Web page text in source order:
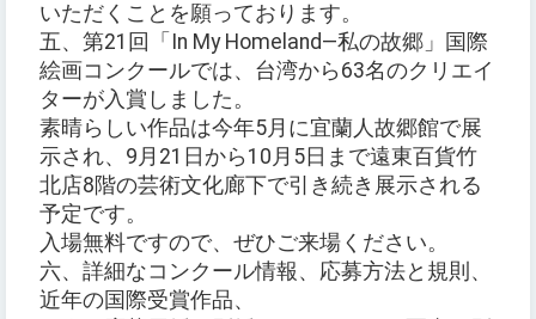
いただくことを願っております。
五、第21回「In My Homeland—私の故郷」国際
絵画コンクールでは、台湾から63名のクリエイ
ターが入賞しました。
素晴らしい作品は今年5月に宜蘭人故郷館で展
示され、9月21日から10月5日まで遠東百貨竹
北店8階の芸術文化廊下で引き続き展示される
予定です。
入場無料ですので、ぜひご来場ください。
六、詳細なコンクール情報、応募方法と規則、
近年の国際受賞作品、